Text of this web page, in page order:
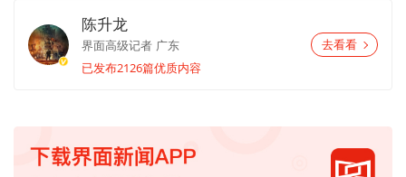
陈升龙
界面高级记者 广东
已发布2126篇优质内容
去看看